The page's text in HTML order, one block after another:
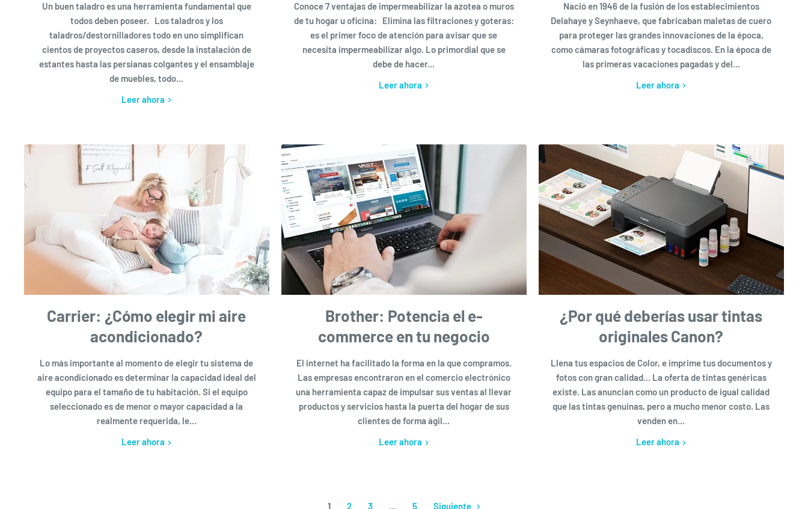
Un buen taladro es una herramienta fundamental que
todos deben poseer. Los taladros y los
taladros/destornilladores todo en uno simplifican
cientos de proyectos caseros, desde la instalación de
estantes hasta las persianas colgantes y el ensamblaje
de muebles, todo...
Leer ahora
Conoce 7 ventajas de impermeabilizar la azotea o muros
de tu hogar u oficina: Elimina las filtraciones y goteras:
es el primer foco de atención para avisar que se
necesita impermeabilizar algo. Lo primordial que se
debe de hacer...
Leer ahora
Nació en 1946 de la fusión de los establecimientos
Delahaye y Seynhaeve, que fabricaban maletas de cuero
para proteger las grandes innovaciones de la época,
como cámaras fotográficas y tocadiscos. En la época de
las primeras vacaciones pagadas y del...
Leer ahora
Carrier: ¿Cómo elegir mi aire
acondicionado?
Lo más importante al momento de elegir tu sistema de
aire acondicionado es determinar la capacidad ideal del
equipo para el tamaño de tu habitación. Si el equipo
seleccionado es de menor o mayor capacidad a la
realmente requerida, le...
Leer ahora
Brother: Potencia el e-
commerce en tu negocio
El internet ha facilitado la forma en la que compramos.
Las empresas encontraron en el comercio electrónico
una herramienta capaz de impulsar sus ventas al llevar
productos y servicios hasta la puerta del hogar de sus
clientes de forma ágil...
Leer ahora
¿Por qué deberías usar tintas
originales Canon?
Llena tus espacios de Color, e imprime tus documentos y
fotos con gran calidad... La oferta de tintas genéricas
existe. Las anuncian como un producto de igual calidad
que las tintas genuinas, pero a mucho menor costo. Las
venden en...
Leer ahora
1 2 3 … 5 Siguiente